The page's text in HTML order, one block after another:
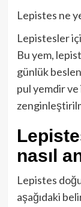
Lepistes ne
Lepistesler
Bu yem,
günlük
pul yemdir
nasıl
Lepistes
aşağıdaki